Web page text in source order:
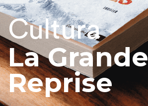
Cultura
La Grande
Reprise